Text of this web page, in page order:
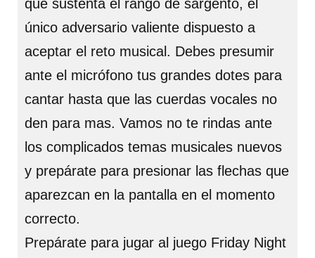
que sustenta el rango de sargento, el
único adversario valiente dispuesto a
aceptar el reto musical. Debes presumir
ante el micrófono tus grandes dotes para
cantar hasta que las cuerdas vocales no
den para mas. Vamos no te rindas ante
los complicados temas musicales nuevos
y prepárate para presionar las flechas que
aparezcan en la pantalla en el momento
correcto.
Prepárate para jugar al juego Friday Night